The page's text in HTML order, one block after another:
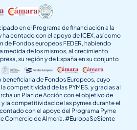
en el Programa de financiación a la
ha contado con el apoyo de ICEX, así como
de Fondos europeos FEDER, habiendo
medida de los mismos, al crecimiento
su región y de España en su conjunto
beneficiaria de Fondos Europeos, cuyo
competitividad de las PYMES, y gracias al
un Plan de Acción con el objetivo de
la competitividad de las pymes durante el
con el apoyo del Programa Pyme
Comercio de Almería. #EuropaSeSiente